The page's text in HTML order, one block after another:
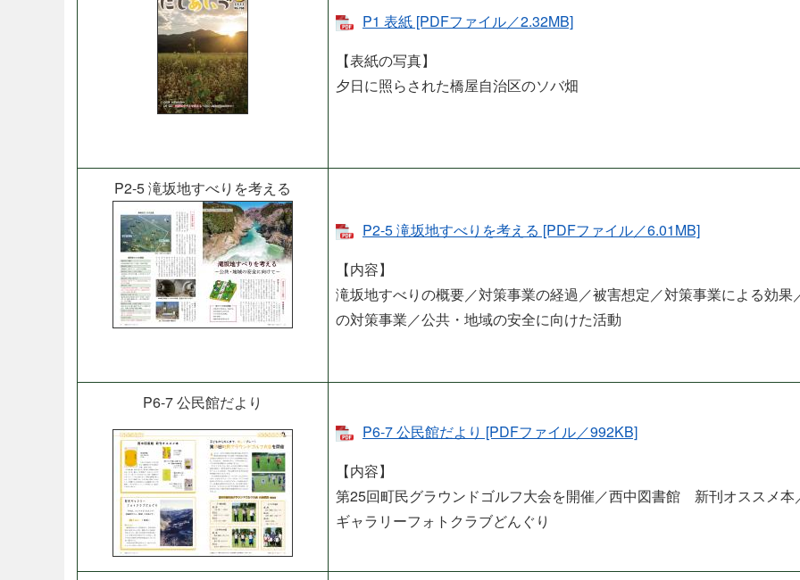
P1 表紙 [PDFファイル／2.32MB]
【表紙の写真】
夕日に照らされた橋屋自治区のソバ畑
P2-5 滝坂地すべりを考える​
P2-5 滝坂地すべりを考える [PDFファイル／6.01MB]
【内容】
滝坂地すべりの概要／対策事業の経過／被害想定／対策事業による効果
の対策事業／公共・地域の安全に向けた活動
P6-7 公民館だより
P6-7 公民館だより [PDFファイル／992KB]
【内容】
第25回町民グラウンドゴルフ大会を開催／西中図書館 新刊オススメ本
ギャラリーフォトクラブどんぐり